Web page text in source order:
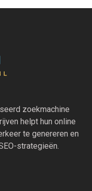
zoekmachine
helpt hun online
te genereren en
strategieën.